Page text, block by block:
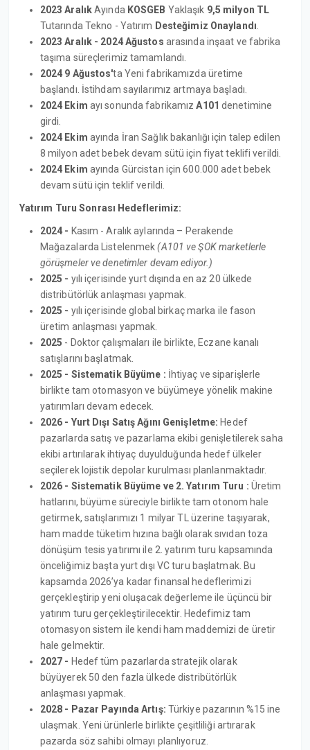
2023 AralıkAyında KOSGEB Yaklaşık 9,5 milyon TL
Tutarında Tekno - Yatırım Desteğimiz Onaylandı
2023 Aralık - 2024 Ağustos arasında inşaat ve fabrika
taşıma süreçlerimiz tamamlandı.
2024 9 Ağustos'ta Yeni fabrikamızda üretime
başlandı. İstihdam sayılarımız artmaya başladı.
2024 Ekim ayı sonunda fabrikamızA101 denetimine
girdi.
2024 Ekim ayında İran Sağlık bakanlığı için talep edilen
8 milyon adet bebek devam sütü için fiyat teklifi verildi.
2024 Ekim ayında Gürcistan için 600.000 adet bebek
devam sütü için teklif verildi.
Yatırım Turu Sonrası Hedeflerimiz:
2024 - Kasım - Aralık aylarında – Perakende
Mağazalarda Listelenmek(A101 ve ŞOK marketlerle
görüşmeler ve denetimler devam ediyor.)
2025 - yılı içerisinde yurt dışında en az 20 ülkede
distribütörlük anlaşması yapmak.
2025 - yılı içerisinde global birkaç marka ile fason
üretim anlaşması yapmak.
2025 - Doktor çalışmaları ile birlikte, Eczane kanalı
satışlarını başlatmak.
2025 - Sistematik Büyüme : İhtiyaç ve siparişlerle
birlikte tam otomasyon ve büyümeye yönelik makine
yatırımları devam edecek.
2026 - Yurt Dışı Satış Ağını Genişletme: Hedef
pazarlarda satış ve pazarlama ekibi genişletilerek saha
ekibi artırılarak ihtiyaç duyulduğunda hedef ülkeler
seçilerek lojistik depolar kurulması planlanmaktadır.
2026 - Sistematik Büyüme ve 2. Yatırım Turu : Üretim
hatlarını, büyüme süreciyle birlikte tam otonom hale
getirmek, satışlarımızı 1 milyar TL üzerine taşıyarak,
ham madde tüketim hızına bağlı olarak sıvıdan toza
dönüşüm tesis yatırımı ile 2. yatırım turu kapsamında
önceliğimiz başta yurt dışı VC turu başlatmak. Bu
kapsamda 2026’ya kadar finansal hedeflerimizi
gerçekleştirip yeni oluşacak değerleme ile üçüncü bir
yatırım turu gerçekleştirilecektir. Hedefimiz tam
otomasyon sistem ile kendi ham maddemizi de üretir
hale gelmektir.
2027 - Hedef tüm pazarlarda stratejik olarak
büyüyerek 50 den fazla ülkede distribütörlük
anlaşması yapmak.
2028 - Pazar Payında Artış: Türkiye pazarının %15 ine
ulaşmak. Yeni ürünlerle birlikte çeşitliliği artırarak
pazarda söz sahibi olmayı planlıyoruz.